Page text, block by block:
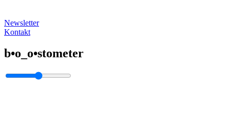
Newsletter
Kontakt
b•o_o•stometer